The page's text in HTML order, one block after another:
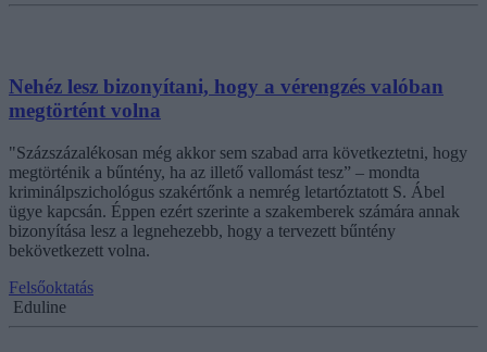
Nehéz lesz bizonyítani, hogy a vérengzés valóban
megtörtént volna
"Százszázalékosan még akkor sem szabad arra következtetni, hogy
megtörténik a bűntény, ha az illető vallomást tesz” – mondta
kriminálpszichológus szakértőnk a nemrég letartóztatott S. Ábel
ügye kapcsán. Éppen ezért szerinte a szakemberek számára annak
bizonyítása lesz a legnehezebb, hogy a tervezett bűntény
bekövetkezett volna.
Felsőoktatás
Eduline